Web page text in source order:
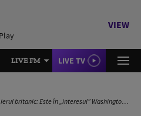
VIEW
LIVE FM LIVE TV
Este în „interesul” Washingtonului să „sprijine” Kievul. Keir Starmer se întâlnește cu Donald Trump